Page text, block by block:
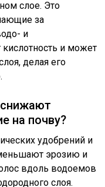
слое. Это
за
и
и может
делая его
на почву?
удобрений и
эрозию и
вдоль водоемов
слоя.